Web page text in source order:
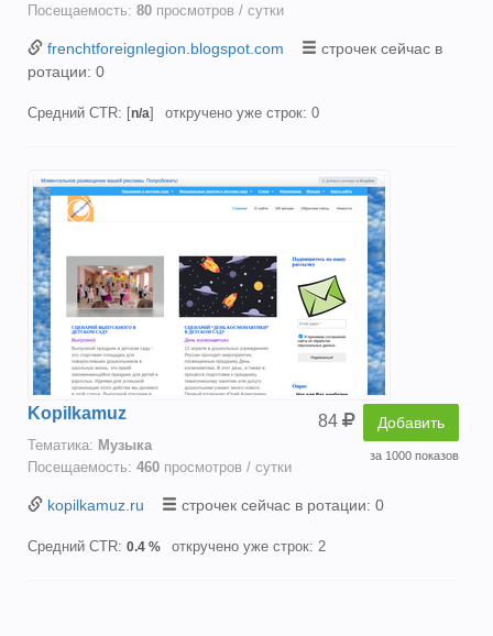
Посещаемость: 80 просмотров / сутки
frenchtforeignlegion.blogspot.com
строчек сейчас в
ротации: 0
Средний CTR: [n/a] откручено уже строк: 0
84 Добавить
за 1000 показов
Kopilkamuz
Тематика: Музыка
Посещаемость: 460 просмотров / сутки
kopilkamuz.ru строчек сейчас в ротации: 0
Средний CTR: 0.4 % откручено уже строк: 2